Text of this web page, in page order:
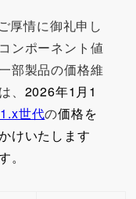
厚情に御礼申し
ンポーネント値
部製品の価格維
、 2026年1月1
世代の価格を
けいたします
。